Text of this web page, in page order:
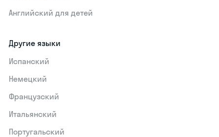
Английский для детей
Другие языки
Испанский
Немецкий
Французский
Итальянский
Португальский